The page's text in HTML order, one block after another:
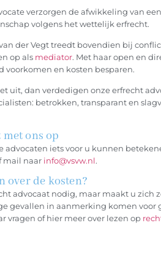
verzorgen de afwikkeling van
volgens het wettelijk erfrecht.
der Vegt treedt bovendien bij
op als mediator. Met haar open en
voorkomen en kosten besparen.
uit, dan verdedigen onze erfrecht
betrokken, transparant en
ons op
advocaten iets voor u kunnen
mail naar info@vsvw.nl.
over de kosten?
advocaat nodig, maar maakt u zich
gevallen in aanmerking komen voor
vragen of hier meer over lezen op